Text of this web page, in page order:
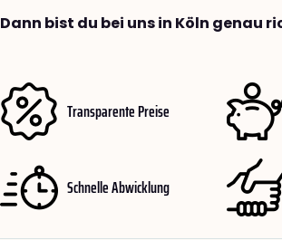
Dann bist du bei uns in Köln genau
Transparente Preise
Schnelle Abwicklung